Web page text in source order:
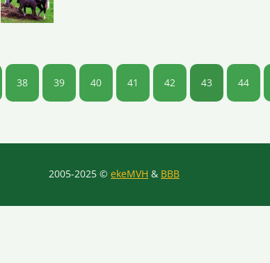
38 39 40 41 42 43 44
2005-2025 © ekeMVH & BBB